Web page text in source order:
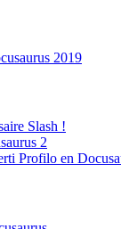
2019
Slash !
2
Profilo en